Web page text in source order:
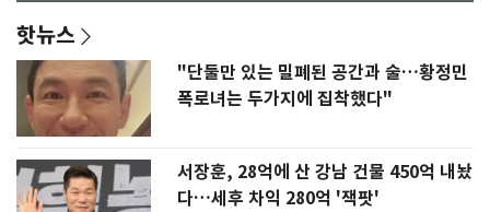
핫뉴스
"단둘만 있는 밀폐된 공간과 술…황정민
폭로녀는 두가지에 집착했다"
서장훈, 28억에 산 강남 건물 450억 내놨
다…세후 차익 280억 '잭팟'